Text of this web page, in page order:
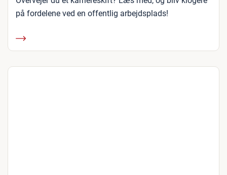
på fordelene ved en offentlig arbejdsplads!